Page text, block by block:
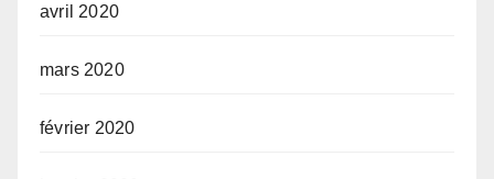
avril 2020
mars 2020
février 2020